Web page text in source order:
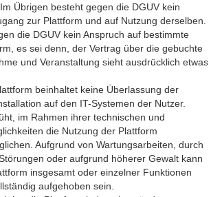
Übrigen besteht gegen die DGUV kein
zur Plattform und auf Nutzung derselben.
die DGUV kein Anspruch auf bestimmte
es sei denn, der Vertrag über die gebuchte
und Veranstaltung sieht ausdrücklich etwas
beinhaltet keine Überlassung der
auf den IT-Systemen der Nutzer.
im Rahmen ihrer technischen und
die Nutzung der Plattform
Aufgrund von Wartungsarbeiten, durch
oder aufgrund höherer Gewalt kann
insgesamt oder einzelner Funktionen
aufgehoben sein.